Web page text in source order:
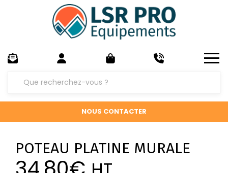
NOUS CONTACTER
POTEAU PLATINE MURALE